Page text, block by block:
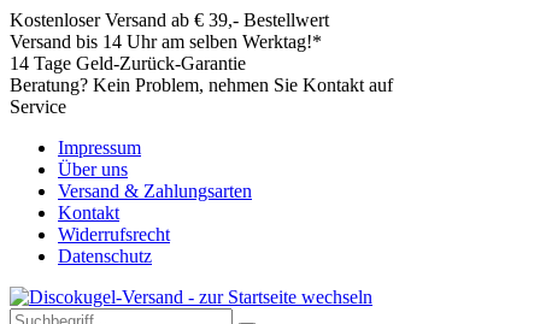
Kostenloser Versand ab € 39,- Bestellwert
Versand bis 14 Uhr am selben Werktag!*
14 Tage Geld-Zurück-Garantie
Beratung? Kein Problem, nehmen Sie Kontakt auf
Service
Impressum
Über uns
Versand & Zahlungsarten
Kontakt
Widerrufsrecht
Datenschutz